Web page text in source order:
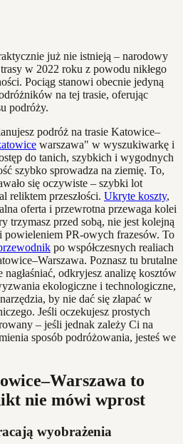
już nie istnieją – narodowy
w 2022 roku z powodu nikłego
Pociąg stanowi obecnie jedyną
na tej trasie, oferując
podróży.
podróż na trasie Katowice–
warszawa" w wyszukiwarkę i
do tanich, szybkich i wygodnych
szybko sprowadza na ziemię. To,
się oczywiste – szybki lot
reliktem przeszłości. Ukryte koszty,
oferta i przewrotna przewaga kolei
trzymasz przed sobą, nie jest kolejną
PR-owych frazesów. To
po współczesnych realiach
Poznasz tu brutalne
odkryjesz analizę kosztów
ekologiczne i technologiczne,
by nie dać się złapać w
Jeśli oczekujesz prostych
– jeśli jednak zależy Ci na
sposób podróżowania, jesteś we
to
nie mówi wprost
wyobrażenia